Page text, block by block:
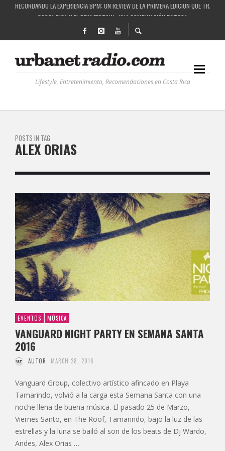
COSTA RICA Y EL BPM FESTIVAL: UNA COMBINACIÓN EXITOSA
RUTAS NATURBANAS: EL PROYECTO QUE ESTÁ TRANSFORMANDO LA CALIDAD DE
LA HISTORIA DETRÁS DE LA MÚSICA ELECTRÓNICA: BBC RADIOPHONIC WORKSHOP
Lifestyle, Entretenimiento, Recomendaciones en Costa Rica
POSTS IN TAG
ALEX ORIAS
EVENTOS MÚSICA
VANGUARD NIGHT PARTY EN SEMANA SANTA
2016
AUTOR MARCH 28, 2016
Vanguard Group, colectivo artístico afincado en Playa
Tamarindo, volvió a la carga esta Semana Santa con una
noche llena de buena música. El pasado 25 de Marzo,
Viernes Santo, en The Roof, Tamarindo, bajo la luz de las
estrellas y la luna se bailó al son de los beats de Dj Wardo,
Andes, Alex Orias …